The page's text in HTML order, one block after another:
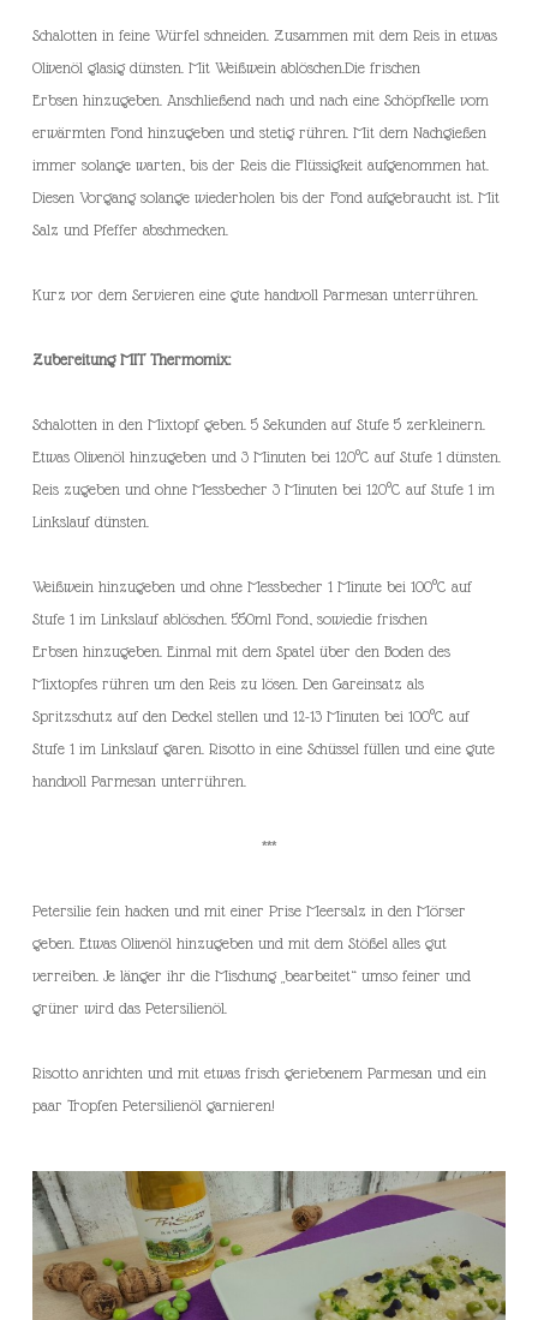
Schalotten in feine Würfel schneiden. Zusammen mit dem Reis in etwas
Olivenöl glasig dünsten. Mit Weißwein ablöschen.Die frischen
Erbsen hinzugeben. Anschließend nach und nach eine Schöpfkelle vom
erwärmten Fond hinzugeben und stetig rühren. Mit dem Nachgießen
immer solange warten, bis der Reis die Flüssigkeit aufgenommen hat.
Diesen Vorgang solange wiederholen bis der Fond aufgebraucht ist. Mit
Salz und Pfeffer abschmecken.
Kurz vor dem Servieren eine gute handvoll Parmesan unterrühren.
Zubereitung MIT Thermomix:
Schalotten in den Mixtopf geben. 5 Sekunden auf Stufe 5 zerkleinern.
Etwas Olivenöl hinzugeben und 3 Minuten bei 120°C auf Stufe 1 dünsten.
Reis zugeben und ohne Messbecher 3 Minuten bei 120°C auf Stufe 1 im
Linkslauf dünsten.
Weißwein hinzugeben und ohne Messbecher 1 Minute bei 100°C auf
Stufe 1 im Linkslauf ablöschen. 550ml Fond, sowiedie frischen
Erbsen hinzugeben. Einmal mit dem Spatel über den Boden des
Mixtopfes rühren um den Reis zu lösen. Den Gareinsatz als
Spritzschutz auf den Deckel stellen und 12-13 Minuten bei 100°C auf
Stufe 1 im Linkslauf garen. Risotto in eine Schüssel füllen und eine gute
handvoll Parmesan unterrühren.
***
Petersilie fein hacken und mit einer Prise Meersalz in den Mörser
geben. Etwas Olivenöl hinzugeben und mit dem Stößel alles gut
verreiben. Je länger ihr die Mischung „bearbeitet“ umso feiner und
grüner wird das Petersilienöl.
Risotto anrichten und mit etwas frisch geriebenem Parmesan und ein
paar Tropfen Petersilienöl garnieren!